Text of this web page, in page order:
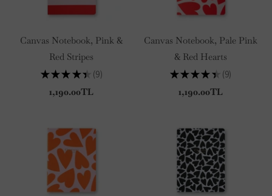
Canvas Notebook, Pink &
Red Stripes
★ ★ ★ ★ ★ 9
9
1,190.00TL
Canvas Notebook, Pale Pink
& Red Hearts
★ ★ ★ ★ ★ 9
9
1,190.00TL